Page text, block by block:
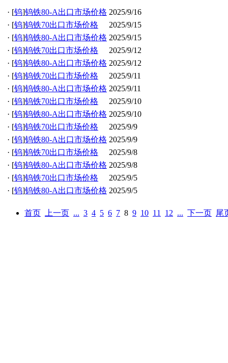
· [钨]钨铁80-A出口市场价格 2025/9/16
· [钨]钨铁70出口市场价格
2025/9/15
· [钨]钨铁80-A出口市场价格 2025/9/15
· [钨]钨铁70出口市场价格
2025/9/12
· [钨]钨铁80-A出口市场价格 2025/9/12
· [钨]钨铁70出口市场价格
2025/9/11
· [钨]钨铁80-A出口市场价格 2025/9/11
· [钨]钨铁70出口市场价格
2025/9/10
· [钨]钨铁80-A出口市场价格 2025/9/10
· [钨]钨铁70出口市场价格
2025/9/9
· [钨]钨铁80-A出口市场价格 2025/9/9
· [钨]钨铁70出口市场价格
2025/9/8
· [钨]钨铁80-A出口市场价格 2025/9/8
· [钨]钨铁70出口市场价格
2025/9/5
· [钨]钨铁80-A出口市场价格 2025/9/5
首页 上一页 ... 3 4 5 6 7 8 9 10 11 12 ... 下一页 尾